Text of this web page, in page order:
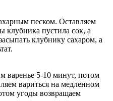
песком. Оставляем
клубника пустила сок, а
клубнику сахаром, а
варенье 5-10 минут, потом
вариться на медленном
угоды возвращаем